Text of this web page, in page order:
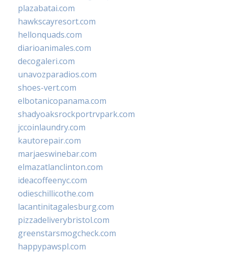
plazabatai.com
hawkscayresort.com
hellonquads.com
diarioanimales.com
decogaleri.com
unavozparadios.com
shoes-vert.com
elbotanicopanama.com
shadyoaksrockportrvpark.com
jccoinlaundry.com
kautorepair.com
marjaeswinebar.com
elmazatlanclinton.com
ideacoffeenyc.com
odieschillicothe.com
lacantinitagalesburg.com
pizzadeliverybristol.com
greenstarsmogcheck.com
happypawspl.com